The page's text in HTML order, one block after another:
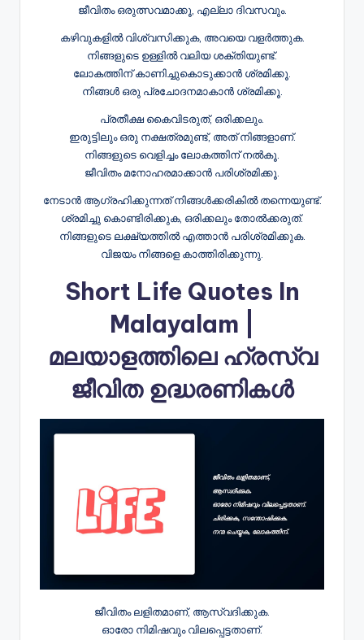
ജീവിതം ഒരുത്സവമാക്കൂ, എല്ലാ ദിവസവും.
കഴിവുകളിൽ വിശ്വസിക്കുക, അവയെ വളർത്തുക.
നിങ്ങളുടെ ഉള്ളിൽ വലിയ ശക്തിയുണ്ട്.
ലോകത്തിന് കാണിച്ചുകൊടുക്കാൻ ശ്രമിക്കൂ.
നിങ്ങൾ ഒരു പ്രചോദനമാകാൻ ശ്രമിക്കൂ.
പ്രതീക്ഷ കൈവിടരുത്, ഒരിക്കലും.
ഇരുട്ടിലും ഒരു നക്ഷത്രമുണ്ട്, അത് നിങ്ങളാണ്.
നിങ്ങളുടെ വെളിച്ചം ലോകത്തിന് നൽകൂ.
ജീവിതം മനോഹരമാക്കാൻ പരിശ്രമിക്കൂ.
നേടാൻ ആഗ്രഹിക്കുന്നത് നിങ്ങൾക്കരികിൽ തന്നെയുണ്ട്.
ശ്രമിച്ചു കൊണ്ടിരിക്കുക, ഒരിക്കലും തോൽക്കരുത്.
നിങ്ങളുടെ ലക്ഷ്യത്തിൽ എത്താൻ പരിശ്രമിക്കുക.
വിജയം നിങ്ങളെ കാത്തിരിക്കുന്നു.
Short Life Quotes In
Malayalam |
മലയാളത്തിലെ ഹ്രസ്വ
ജീവിത ഉദ്ധരണികൾ
ജീവിതം ലളിതമാണ്, ആസ്വദിക്കുക.
ഓരോ നിമിഷവും വിലപ്പെട്ടതാണ്.